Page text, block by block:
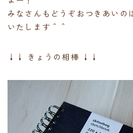
みなさんもどうぞおつきあいの
いたします＾＾
↓↓ きょうの相棒 ↓↓